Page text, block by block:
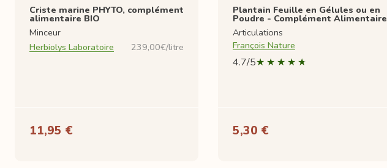
Criste marine PHYTO, complément
alimentaire BIO
Minceur
Herbiolys Laboratoire
239,00€/litre
11,95 €
Plantain Feuille en Gélules ou en
Poudre - Complément Alimentaire
Articulations
François Nature
4.7/5
5,30 €